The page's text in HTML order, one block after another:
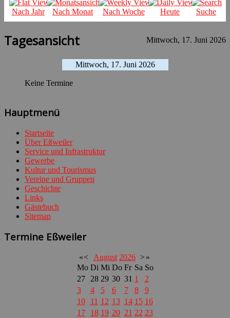
Nach Jahr Nach Monat Nach Woche Heute Suche
Tagesansicht Mittwoch, 17. Juni 2026
Mittwoch, 17. Juni 2026
Keine Termine
Hauptmenü
Startseite
Über Eßweiler
Service und Infrastruktur
Gewerbe
Kultur und Tourismus
Vereine und Gruppen
Geschichte
Links
Gästebuch
Sitemap
Termine Eßweiler
«< August 2026 > »
Mo Di Mi Do Fr Sa So
27
28 29 30 31 1
2
3
4 5 6 7 8
9
10
11 12 13 14 15 16
17
18 19 20 21 22 23